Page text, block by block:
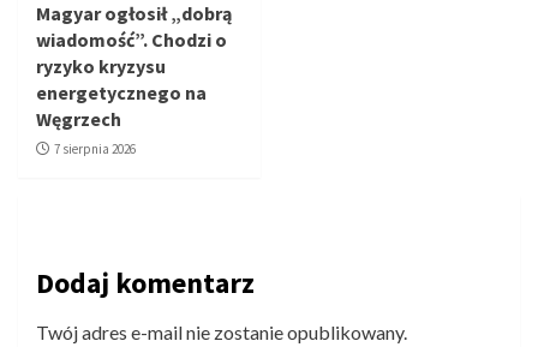
Magyar ogłosił „dobrą
wiadomość”. Chodzi o
ryzyko kryzysu
energetycznego na
Węgrzech
7 sierpnia 2026
Dodaj komentarz
Twój adres e-mail nie zostanie opublikowany.